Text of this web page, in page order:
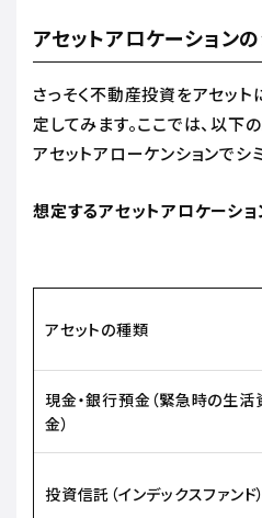
アセットアロケーション
さっそく不動産投資をアセッ
定してみます。ここでは、以下
アセットアローケンションでシ
想定するアセットアロケーショ
アセットの種類
現金・銀行預金（緊急時の生活
金）
投資信託（インデックスファンド）